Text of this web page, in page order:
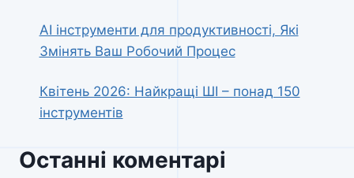
AI інструменти для продуктивності, Які
Змінять Ваш Робочий Процес
Квітень 2026: Найкращі ШІ – понад 150
інструментів
Останні коментарі